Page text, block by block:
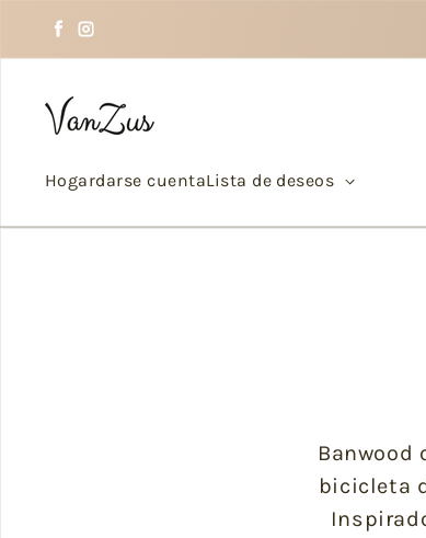
Facebook
Instagram
Hogardarse cuentaLista de deseos
Banwood
bicicleta